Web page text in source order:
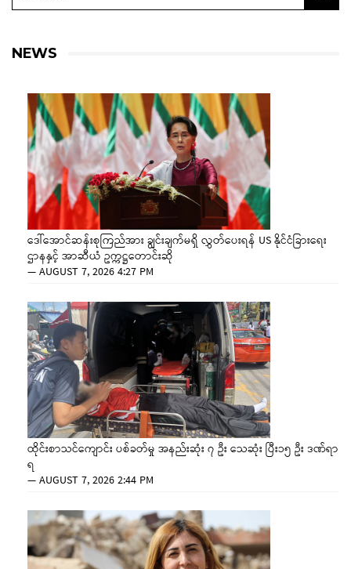
NEWS
ဒေါ်အောင်ဆန်းစုကြည်အား ချွင်းချက်မရှိ လွှတ်ပေးရန် US နိုင်ငံခြားရေး
ဌာနနှင့် အာဆီယံ ဥက္ကဋ္ဌတောင်းဆို
—AUGUST 7, 2026 4:27 PM
ထိုင်းစာသင်ကျောင်း ပစ်ခတ်မှု အနည်းဆုံး ၇ ဦး သေဆုံး ပြီး၁၅ ဦး ဒဏ်ရာ
ရ
—AUGUST 7, 2026 2:44 PM